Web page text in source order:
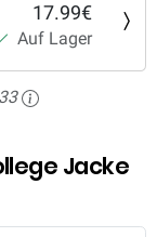
17.99€
Auf Lager
Jacke